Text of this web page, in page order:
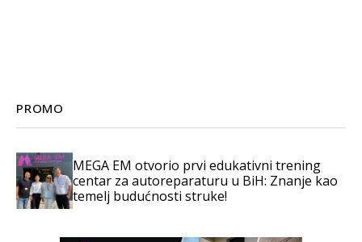
PROMO
MEGA EM otvorio prvi edukativni trening
centar za autoreparaturu u BiH: Znanje kao
temelj budućnosti struke!